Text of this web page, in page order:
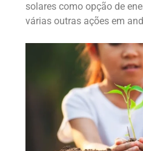
solares como opção de
várias outras ações em